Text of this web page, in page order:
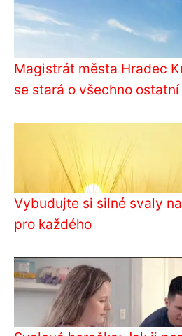
Magistrát města Hradec
se stará o všechno ostatní
Vybudujte si silné svaly
pro každého